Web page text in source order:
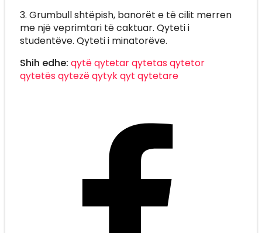
3. Grumbull shtëpish, banorët e të cilit merren
me një veprimtari të caktuar. Qyteti i
studentëve. Qyteti i minatorëve.
Shih edhe: qytëqytetarqytetasqytetor
qytetësqytezëqytykqyt qytetare